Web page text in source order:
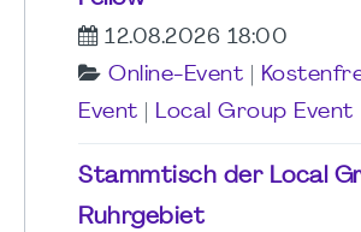
12.08.2026 18:00
Online-Event
Event
Local Group Event
Stammtisch der Local
Ruhrgebiet